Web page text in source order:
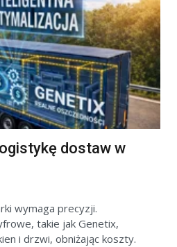
dostaw w
wymaga precyzji.
takie jak Genetix,
i drzwi, obniżając koszty.